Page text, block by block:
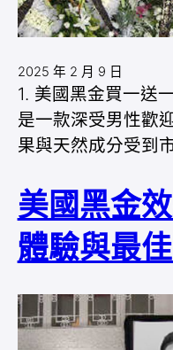
2025 年 2 月 9 日
1. 美國黑金買一送
是一款深受男性歡
果與天然成分受到
美國黑金
體驗與最